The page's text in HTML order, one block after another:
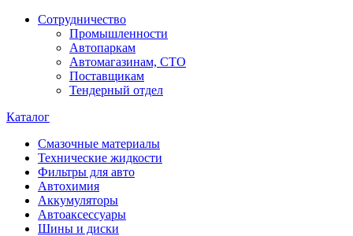
Сотрудничество
Промышленности
Автопаркам
Автомагазинам, СТО
Поставщикам
Тендерный отдел
Каталог
Смазочные материалы
Технические жидкости
Фильтры для авто
Автохимия
Аккумуляторы
Автоаксессуары
Шины и диски